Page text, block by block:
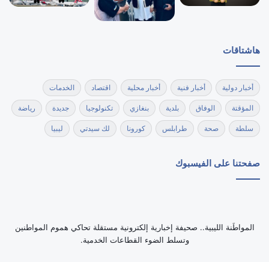
هاشتاقات
أخبار دولية أخبار فنية أخبار محلية اقتصاد الخدمات
المؤقتة الوفاق بلدية بنغازي تكنولوجيا جديدة رياضة
سلطة صحة طرابلس كورونا لك سيدتي ليبيا
صفحتنا على الفيسبوك
‏المواطَنة الليبية.. صحيفة إخبارية إلكترونية مستقلة تحاكي هموم المواطنين
وتسلط الضوء القطاعات الخدمية.